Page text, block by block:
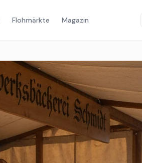
Flohmärkte Magazin